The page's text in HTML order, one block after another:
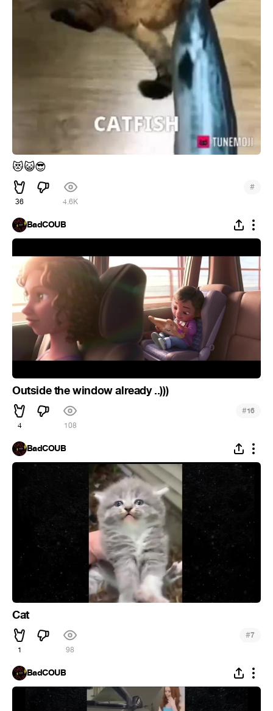
😻😺😎
36 4.6K
#
BadCOUB
Outside the window already ..)))
4 108
#16
BadCOUB
Cat
1 98
#7
BadCOUB